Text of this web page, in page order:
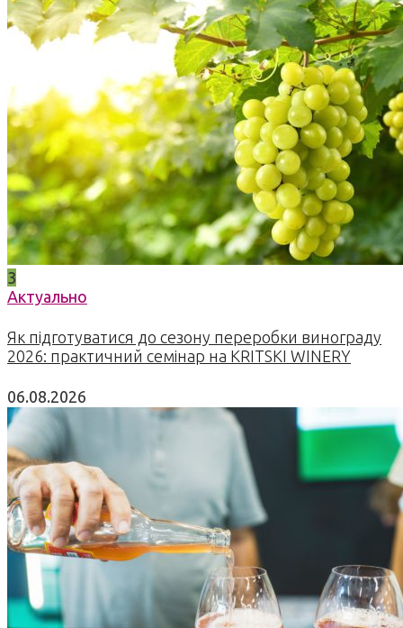
3
Актуально
Як підготуватися до сезону переробки винограду
2026: практичний семінар на KRITSKI WINERY
06.08.2026